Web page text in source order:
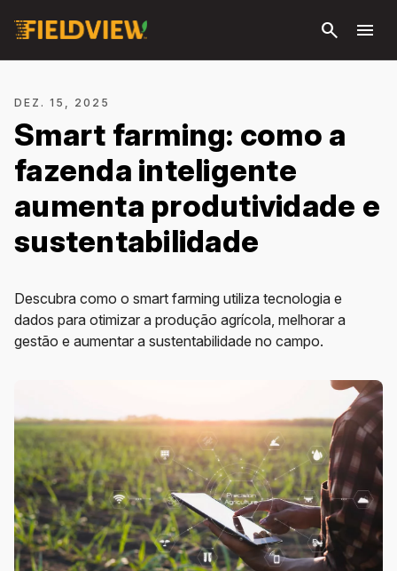
principal
search menu
DEZ. 15, 2025
Smart farming: como a
fazenda inteligente
aumenta produtividade e
sustentabilidade
Descubra como o smart farming utiliza tecnologia e
dados para otimizar a produção agrícola, melhorar a
gestão e aumentar a sustentabilidade no campo.